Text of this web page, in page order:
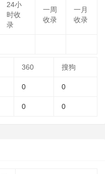
24小
时收
录
一周
收录
一月
收录
360 搜狗
0 0
0 0